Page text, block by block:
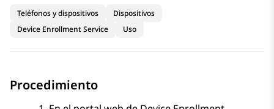
Teléfonos y dispositivos
Dispositivos
Device Enrollment Service
Uso
Procedimiento